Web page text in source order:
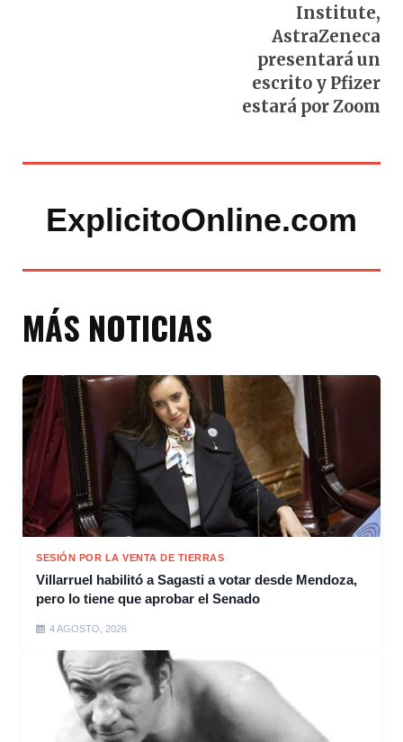
Institute,
AstraZeneca
presentará un
escrito y Pfizer
estará por Zoom
ExplicitoOnline.com
MÁS NOTICIAS
SESIÓN POR LA VENTA DE TIERRAS
Villarruel habilitó a Sagasti a votar desde Mendoza,
pero lo tiene que aprobar el Senado
4 AGOSTO, 2026